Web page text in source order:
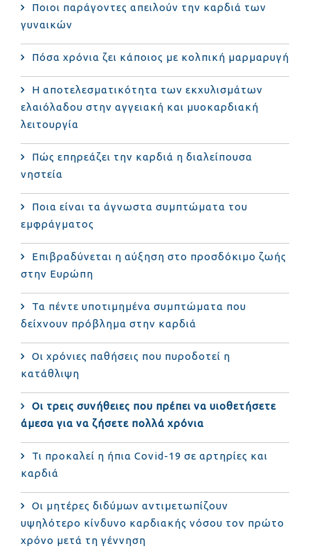
Ποιοι παράγοντες απειλούν την καρδιά των
γυναικών
Πόσα χρόνια ζει κάποιος με κολπική μαρμαρυγή
Η αποτελεσματικότητα των εκχυλισμάτων
ελαιόλαδου στην αγγειακή και μυοκαρδιακή
λειτουργία
Πώς επηρεάζει την καρδιά η διαλείπουσα
νηστεία
Ποια είναι τα άγνωστα συμπτώματα του
εμφράγματος
Επιβραδύνεται η αύξηση στο προσδόκιμο ζωής
στην Ευρώπη
Τα πέντε υποτιμημένα συμπτώματα που
δείχνουν πρόβλημα στην καρδιά
Οι χρόνιες παθήσεις που πυροδοτεί η
κατάθλιψη
Οι τρεις συνήθειες που πρέπει να υιοθετήσετε
άμεσα για να ζήσετε πολλά χρόνια
Τι προκαλεί η ήπια Covid-19 σε αρτηρίες και
καρδιά
Οι μητέρες διδύμων αντιμετωπίζουν
υψηλότερο κίνδυνο καρδιακής νόσου τον πρώτο
χρόνο μετά τη γέννηση